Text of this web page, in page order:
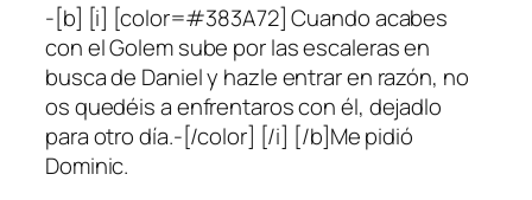
-[b] [i] [color=#383A72] Cuando acabes
con el Golem sube por las escaleras en
busca de Daniel y hazle entrar en razón, no
os quedéis a enfrentaros con él, dejadlo
para otro día.-[/color] [/i] [/b]Me pidió
Dominic.